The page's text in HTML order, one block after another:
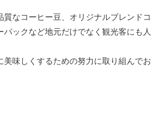
なコーヒー豆、オリジナルブレンドコ
ックなど地元だけでなく観光客にも人
味しくするための努力に取り組んでお